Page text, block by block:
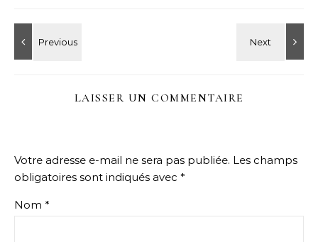
LAISSER UN COMMENTAIRE
Votre adresse e-mail ne sera pas publiée. Les champs
obligatoires sont indiqués avec *
Nom *